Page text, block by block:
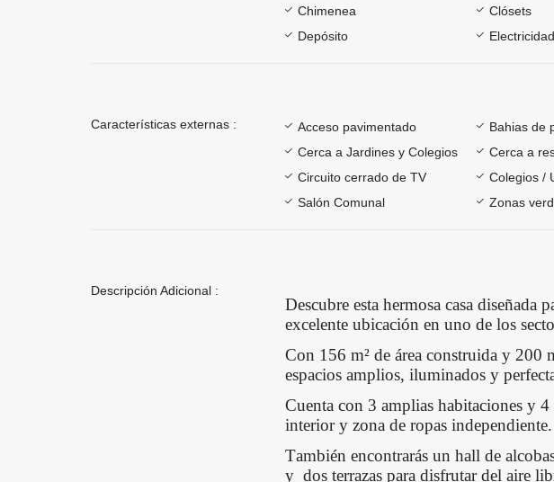
Chimenea
Clósets
Depósito
Electricidad
Características externas : Acceso pavimentado Bahias de
Cerca a Jardines y Colegios
Cerca a
Circuito cerrado de TV
Colegios /
Salón Comunal
Zonas
Descripción Adicional :
Descubre esta hermosa casa diseñada
excelente ubicación en uno de los
Con 156 m² de área construida y 200
espacios amplios, iluminados y
Cuenta con 3 amplias habitaciones y 4
interior y zona de ropas independiente.
También encontrarás un hall de
y dos terrazas para disfrutar del aire